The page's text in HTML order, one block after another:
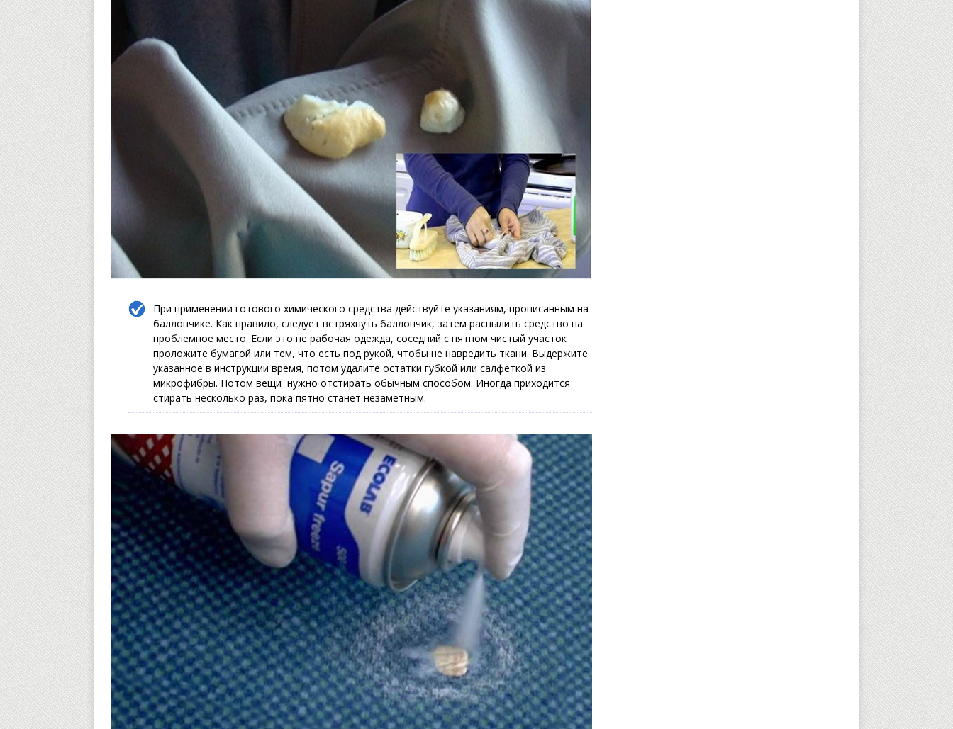
При применении готового химического средства действуйте указаниям, прописанным на
баллончике. Как правило, следует встряхнуть баллончик, затем распылить средство на
проблемное место. Если это не рабочая одежда, соседний с пятном чистый участок
проложите бумагой или тем, что есть под рукой, чтобы не навредить ткани. Выдержите
указанное в инструкции время, потом удалите остатки губкой или салфеткой из
микрофибры. Потом вещи нужно отстирать обычным способом. Иногда приходится
стирать несколько раз, пока пятно станет незаметным.